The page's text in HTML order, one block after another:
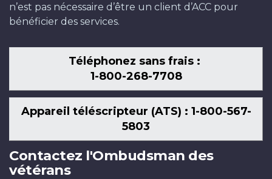
n’est pas nécessaire d’être un client d’ACC pour
bénéficier des services.
Téléphonez sans frais :
1-800-268-7708
Appareil téléscripteur (ATS) : 1-800-567-
5803
Contactez l'Ombudsman des
vétérans